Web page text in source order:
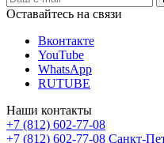
Оставайтесь на связи
Вконтакте
YouTube
WhatsApp
RUTUBE
Наши контакты
+7 (812) 602-77-08
+7 (812) 602-77-08 Санкт-